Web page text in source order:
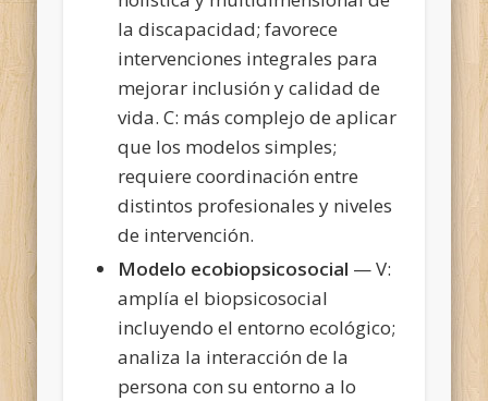
la discapacidad; favorece
intervenciones integrales para
mejorar inclusión y calidad de
vida. C: más complejo de aplicar
que los modelos simples;
requiere coordinación entre
distintos profesionales y niveles
de intervención.
Modelo ecobiopsicosocial — V:
amplía el biopsicosocial
incluyendo el entorno ecológico;
analiza la interacción de la
persona con su entorno a lo